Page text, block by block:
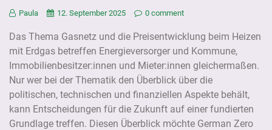
Paula 12. September 2025 0 comment
Das Thema Gasnetz und die Preisentwicklung beim Heizen
mit Erdgas betreffen Energieversorger und Kommune,
Immobilienbesitzer:innen und Mieter:innen gleichermaßen.
Nur wer bei der Thematik den Überblick über die
politischen, technischen und finanziellen Aspekte behält,
kann Entscheidungen für die Zukunft auf einer fundierten
Grundlage treffen. Diesen Überblick möchte German Zero